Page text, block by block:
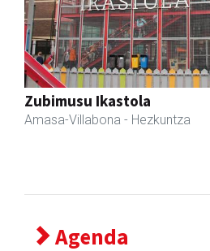
Akam espazioa
Amasa-Villabona - Arropa-dendak
Previous
Agenda